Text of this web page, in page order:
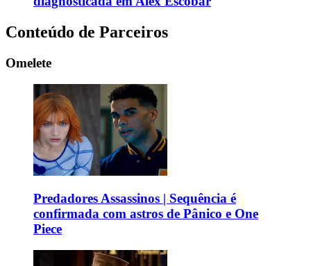
Conteúdo de Parceiros
Omelete
Predadores Assassinos | Sequência é
confirmada com astros de Pânico e One
Piece